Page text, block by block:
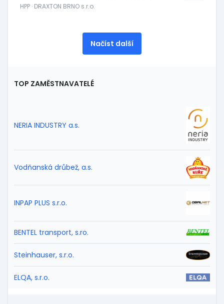
HPP · DRAXTON BRNO s.r.o.
Načíst další
TOP ZAMĚSTNAVATELÉ
NERIA INDUSTRY a.s.
Vodňanská drůbež, a.s.
INPAP PLUS s.r.o.
BENTEL transport, s.ro.
Steinhauser, s.r.o.
ELQA, s.r.o.